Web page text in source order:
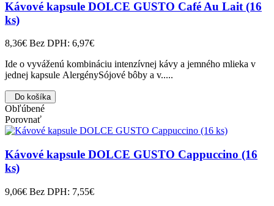
Kávové kapsule DOLCE GUSTO Café Au Lait (16
ks)
8,36€ Bez DPH: 6,97€
Ide o vyváženú kombináciu intenzívnej kávy a jemného mlieka v
jednej kapsule AlergénySójové bôby a v.....
Do košíka
Obľúbené
Porovnať
Kávové kapsule DOLCE GUSTO Cappuccino (16
ks)
9,06€ Bez DPH: 7,55€